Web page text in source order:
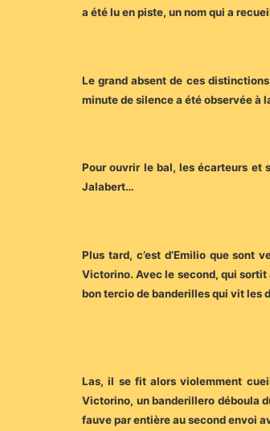
a été lu en piste, un nom qui a
Le grand absent de ces
minute de silence a été observée à
Pour ouvrir le bal, les écarteurs et
Jalabert…
Plus tard, c’est d’Emilio que
Victorino. Avec le second, qui sortit
bon tercio de banderilles qui vit les
Las, il se fit alors violemment
Victorino, un banderillero déboula
fauve par entière au second envoi